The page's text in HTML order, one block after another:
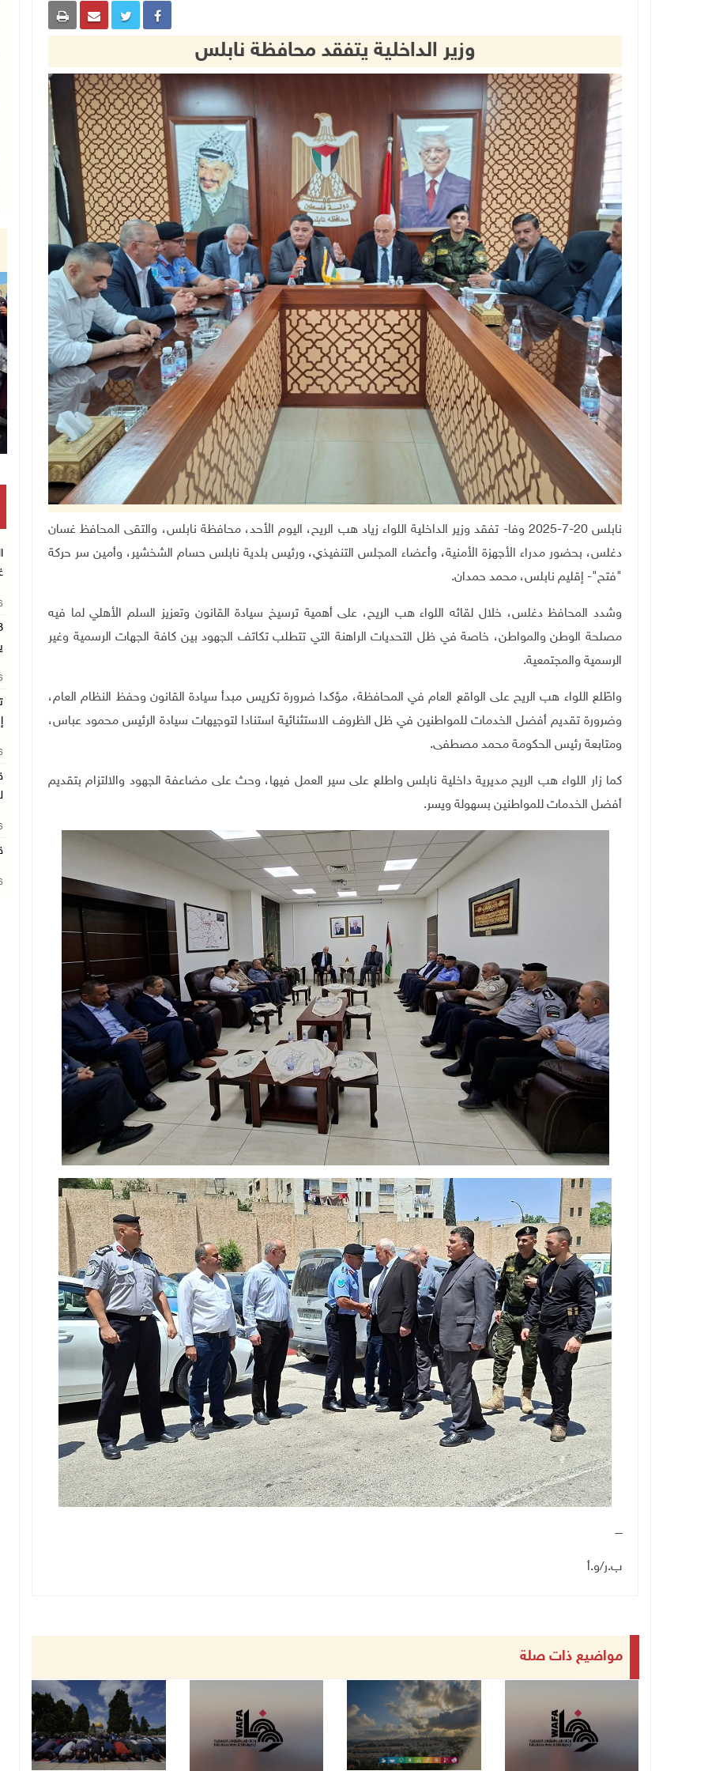
وزير الداخلية يتفقد محافظة نابلس
نابلس 20-7-2025 وفا- تفقد وزير الداخلية اللواء زياد هب الريح، اليوم الأحد، محافظة نابلس، والتقى المحافظ غسان
دغلس، بحضور مدراء الأجهزة الأمنية، وأعضاء المجلس التنفيذي، ورئيس بلدية نابلس حسام الشخشير، وأمين سر حركة
"فتح"- إقليم نابلس، محمد حمدان.
وشدد المحافظ دغلس، خلال لقائه اللواء هب الريح، على أهمية ترسيخ سيادة القانون وتعزيز السلم الأهلي لما فيه
مصلحة الوطن والمواطن، خاصة في ظل التحديات الراهنة التي تتطلب تكاتف الجهود بين كافة الجهات الرسمية وغير
الرسمية والمجتمعية.
واطّلع اللواء هب الريح على الواقع العام في المحافظة، مؤكدا ضرورة تكريس مبدأ سيادة القانون وحفظ النظام العام،
وضرورة تقديم أفضل الخدمات للمواطنين في ظل الظروف الاستثنائية استنادا لتوجيهات سيادة الرئيس محمود عباس،
ومتابعة رئيس الحكومة محمد مصطفى.
كما زار اللواء هب الريح مديرية داخلية نابلس واطلع على سير العمل فيها، وحث على مضاعفة الجهود والالتزام بتقديم
أفضل الخدمات للمواطنين بسهولة ويسر.
ــــ
ب.ر/و.أ
مواضيع ذات صلة